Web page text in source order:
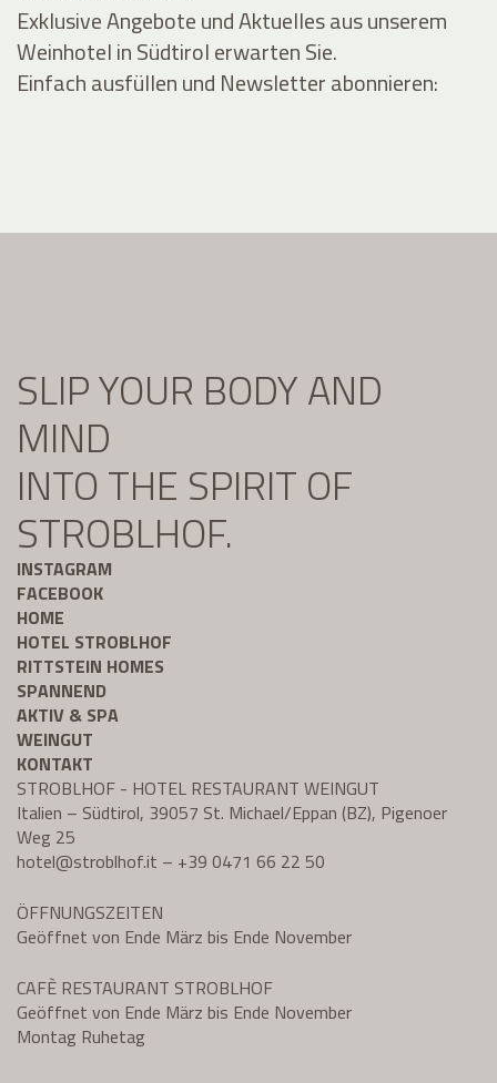
Exklusive Angebote und Aktuelles aus unserem
Weinhotel in Südtirol erwarten Sie.
Einfach ausfüllen und Newsletter abonnieren:
SLIP YOUR BODY AND
MIND
INTO THE SPIRIT OF
STROBLHOF.
INSTAGRAM
FACEBOOK
HOME
HOTEL STROBLHOF
RITTSTEIN HOMES
SPANNEND
AKTIV & SPA
WEINGUT
KONTAKT
STROBLHOF - HOTEL RESTAURANT WEINGUT
Italien – Südtirol, 39057 St. Michael/Eppan (BZ), Pigenoer
Weg 25
hotel@stroblhof.it – +39 0471 66 22 50
ÖFFNUNGSZEITEN
Geöffnet von Ende März bis Ende November
CAFÈ RESTAURANT STROBLHOF
Geöffnet von Ende März bis Ende November
Montag Ruhetag